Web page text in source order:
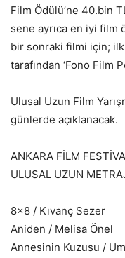
Film Ödülü’ne 40.bin
sene ayrıca en iyi film
bir sonraki filmi için; ilk
tarafından ‘Fono Film
Ulusal Uzun Film
günlerde açıklanacak.
ANKARA FİLM
ULUSAL UZUN
8×8 / Kıvanç Sezer
Aniden / Melisa Önel
Annesinin Kuzusu /